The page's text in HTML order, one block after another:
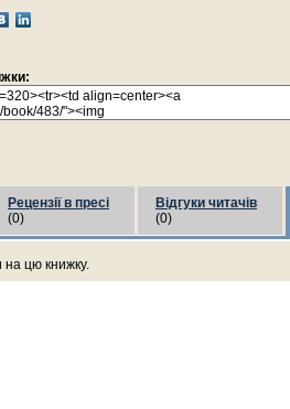
Рецензії в пресі
(0)
Відгуки читачів
(0)
на цю книжку.